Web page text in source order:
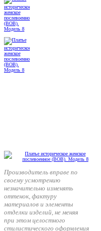
Производитель вправе по
своему усмотрению
незначительно изменять
оттенок, фактуру
материалов и элементы
отделки изделий, не меняя
при этом целостного
стилистического оформления